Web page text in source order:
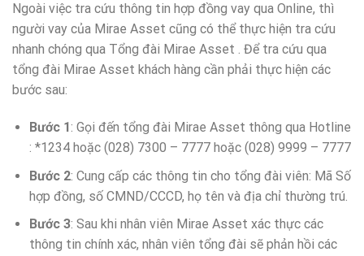
Ngoài việc tra cứu thông tin hợp đồng vay qua Online, thì
người vay của Mirae Asset cũng có thể thực hiện tra cứu
nhanh chóng qua Tổng đài Mirae Asset . Để tra cứu qua
tổng đài Mirae Asset khách hàng cần phải thực hiện các
bước sau:
Bước 1: Gọi đến tổng đài Mirae Asset thông qua Hotline
: *1234 hoặc (028) 7300 – 7777 hoặc (028) 9999 – 7777
Bước 2: Cung cấp các thông tin cho tổng đài viên: Mã Số
hợp đồng, số CMND/CCCD, họ tên và địa chỉ thường trú.
Bước 3: Sau khi nhân viên Mirae Asset xác thực các
thông tin chính xác, nhân viên tổng đài sẽ phản hồi các